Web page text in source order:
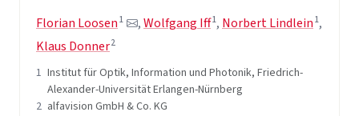
Florian Loosen 1 ,Wolfgang Iff1, Norbert Lindlein 1,
Klaus Donner2
1 Institut für Optik, Information und Photonik, Friedrich-
Alexander-Universität Erlangen-Nürnberg
2 alfavision GmbH & Co. KG